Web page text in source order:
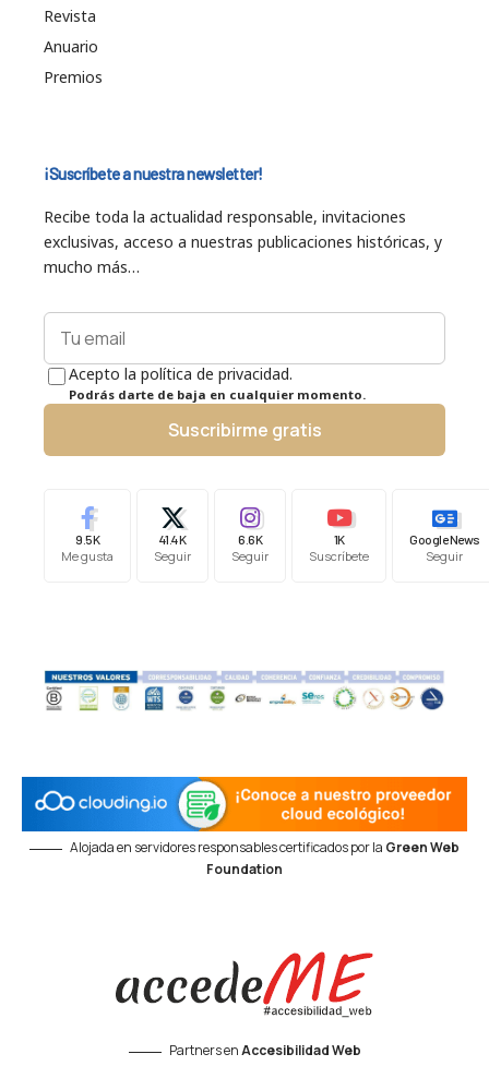
Revista
Anuario
Premios
¡Suscríbete a nuestra newsletter!
Recibe toda la actualidad responsable, invitaciones
exclusivas, acceso a nuestras publicaciones históricas, y
mucho más…
Acepto la política de privacidad.
Podrás darte de baja en cualquier momento.
Suscribirme gratis
9.5K
Me gusta
41.4K
Seguir
6.6K
Seguir
1K
Suscríbete
Google News
Seguir
Alojada en servidores responsables certificados por la Green Web
Foundation
Partners enAccesibilidad Web